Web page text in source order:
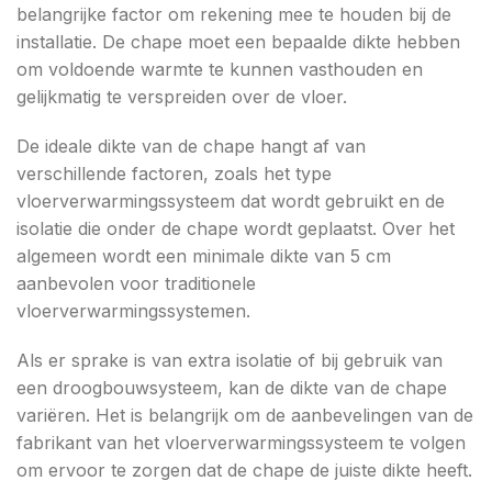
belangrijke factor om rekening mee te houden bij de
installatie. De chape moet een bepaalde dikte hebben
om voldoende warmte te kunnen vasthouden en
gelijkmatig te verspreiden over de vloer.
De ideale dikte van de chape hangt af van
verschillende factoren, zoals het type
vloerverwarmingssysteem dat wordt gebruikt en de
isolatie die onder de chape wordt geplaatst. Over het
algemeen wordt een minimale dikte van 5 cm
aanbevolen voor traditionele
vloerverwarmingssystemen.
Als er sprake is van extra isolatie of bij gebruik van
een droogbouwsysteem, kan de dikte van de chape
variëren. Het is belangrijk om de aanbevelingen van de
fabrikant van het vloerverwarmingssysteem te volgen
om ervoor te zorgen dat de chape de juiste dikte heeft.